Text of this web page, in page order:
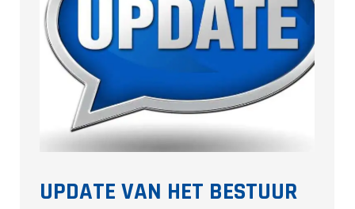
UPDATE VAN HET BESTUUR